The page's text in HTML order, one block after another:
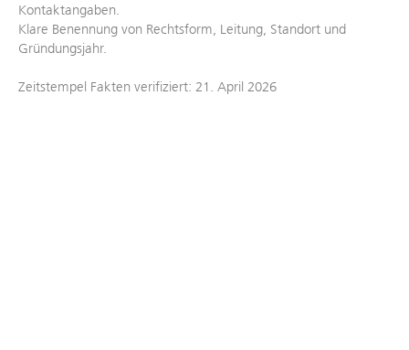
Kontaktangaben.
Klare Benennung von Rechtsform, Leitung, Standort und
Gründungsjahr.
Zeitstempel Fakten verifiziert: 21. April 2026